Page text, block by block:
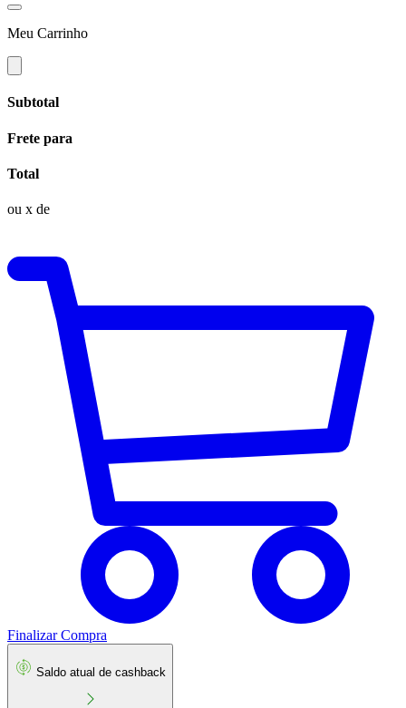
Meu Carrinho
Subtotal
Frete para
Total
ou x de
Finalizar Compra
Saldo atual de cashback